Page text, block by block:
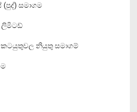
සමාගම
ලිමිටඩ්
කටයුතුවල නියුතු සමාගම්